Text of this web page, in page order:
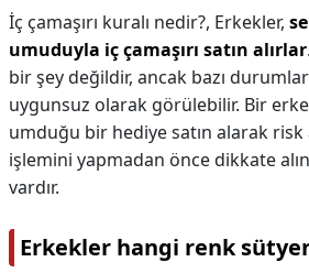
İç çamaşırı kuralı nedir?, Erkekler,
umuduyla iç çamaşırı satın alırlar
bir şey değildir, ancak bazı
uygunsuz olarak görülebilir. Bir
umduğu bir hediye satın alarak risk
işlemini yapmadan önce dikkate
vardır.
Erkekler hangi renk